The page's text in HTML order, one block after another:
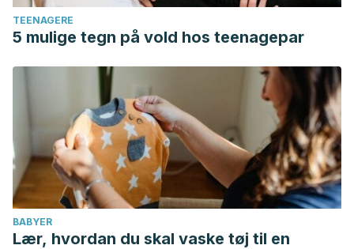
TEENAGERE
5 mulige tegn på vold hos teenagepar
BABYER
Lær, hvordan du skal vaske tøj til en